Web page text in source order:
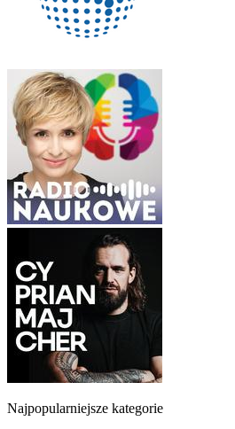
Najpopularniejsze kategorie